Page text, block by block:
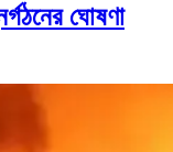
ঘোষণা